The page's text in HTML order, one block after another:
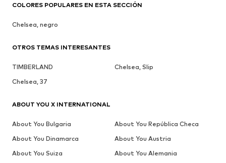
COLORES POPULARES EN ESTA SECCIÓN
Chelsea, negro
OTROS TEMAS INTERESANTES
TIMBERLAND
Chelsea, Slip
Chelsea, 37
ABOUT YOU X INTERNATIONAL
About You Bulgaria
About You República Checa
About You Dinamarca
About You Austria
About You Suiza
About You Alemania